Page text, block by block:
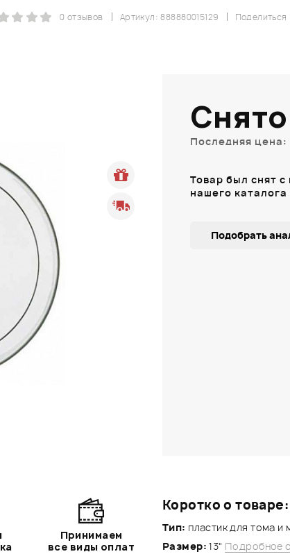
Поделиться
Артикул: 888880015129
0 отзывов
Коротко о товаре:
Тип: пластик для тома и
Размер:13" Подробное
Последняя цена:
Товар был снят
нашего каталога
Подобрать
Принимаем
все виды оплат